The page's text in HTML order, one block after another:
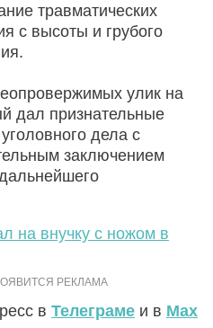
травматических
с высоты и грубого
улик на
дал признательные
дела с
заключением
на внучку с ножом в
в Телеграме и в Max